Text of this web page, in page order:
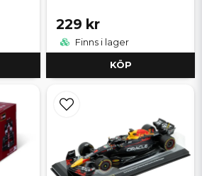
229 kr
Finns i lager
KÖP